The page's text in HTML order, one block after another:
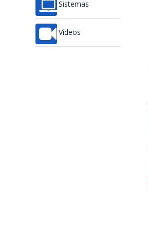
Sistemas
Vídeos